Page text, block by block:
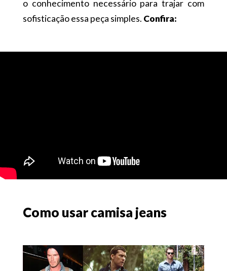
o conhecimento necessário para trajar com
sofisticação essa peça simples. Confira:
Como usar camisa jeans